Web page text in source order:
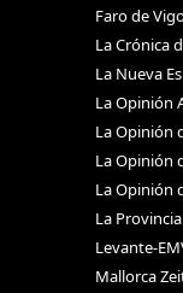
Faro de
La Crónica
La Nueva
La Opinión
La Opinión
La Opinión
La Opinión
La Provincia
Levante-
Mallorca